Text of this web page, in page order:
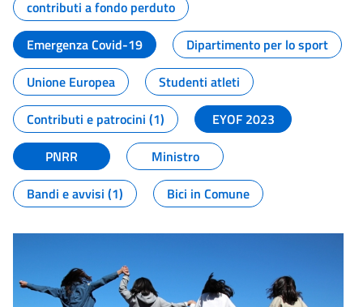
contributi a fondo perduto
Emergenza Covid-19
Dipartimento per lo sport
Unione Europea
Studenti atleti
Contributi e patrocini (1)
EYOF 2023
PNRR
Ministro
Bandi e avvisi (1)
Bici in Comune